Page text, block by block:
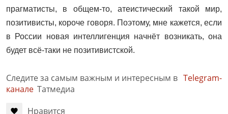
прагматисты, в общем-то, атеистический такой мир,
позитивисты, короче говоря. Поэтому, мне кажется, если
в России новая интеллигенция начнёт возникать, она
будет всё-таки не позитивистской.
Следите за самым важным и интересным в Telegram-
канале Татмедиа
Нравится